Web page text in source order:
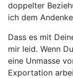
doppelter
ich dem
Dass es mit
mir leid. Wenn
eine Unmasse
Exportation